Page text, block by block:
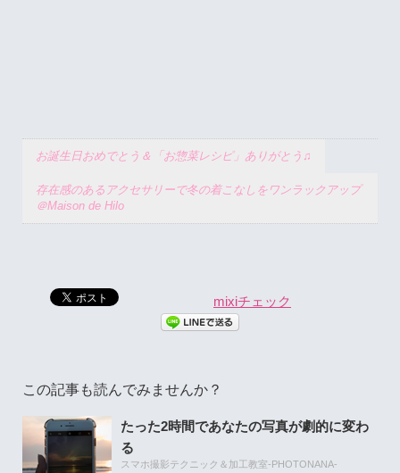
お誕生日おめでとう＆「お惣菜レシピ」ありがとう♫
存在感のあるアクセサリーで冬の着こなしをワンラックアップ
＠Maison de Hilo
mixiチェック
この記事も読んでみませんか？
たった2時間であなたの写真が劇的に変わ
る
スマホ撮影テクニック＆加工教室-PHOTONANA-